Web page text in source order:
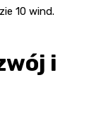
10 wind.
i